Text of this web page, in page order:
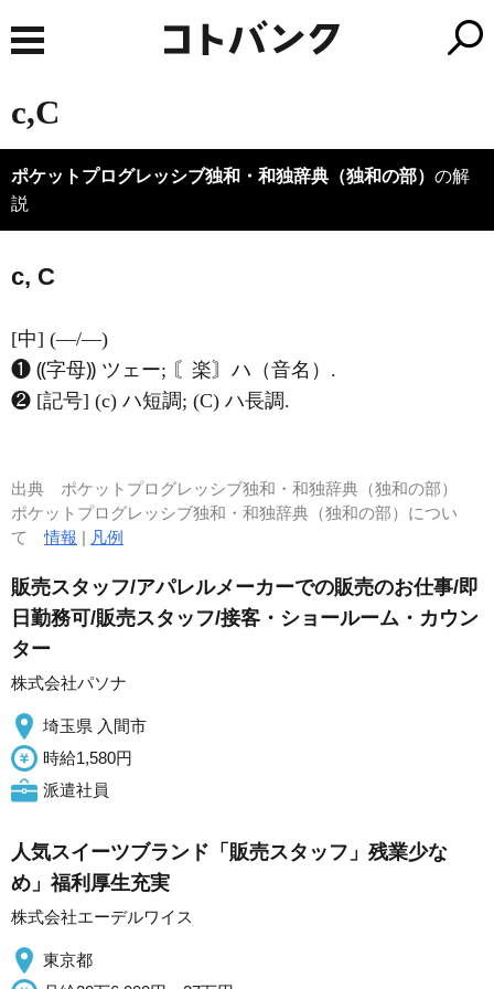
c,C
ポケットプログレッシブ独和・和独辞典（独和の部） の解
説
c, C
[中] (―/―)
❶ ⸨字母⸩ ツェー; 〘楽〙ハ（音名）.
❷ [記号] (c) ハ短調; (C) ハ長調.
出典 ポケットプログレッシブ独和・和独辞典（独和の部）
ポケットプログレッシブ独和・和独辞典（独和の部）につい
て情報 | 凡例
販売スタッフ/アパレルメーカーでの販売のお仕事/即
日勤務可/販売スタッフ/接客・ショールーム・カウン
ター
株式会社パソナ
埼玉県 入間市
時給1,580円
派遣社員
人気スイーツブランド「販売スタッフ」残業少な
め」福利厚生充実
株式会社エーデルワイス
東京都